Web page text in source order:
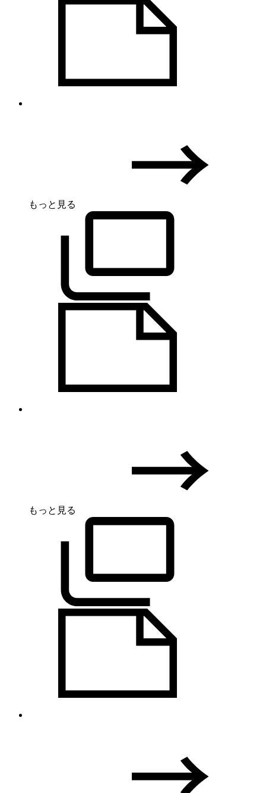
もっと見る
もっと見る